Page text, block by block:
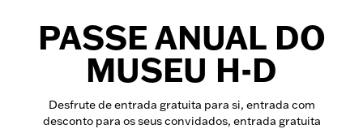
PASSE ANUAL DO
MUSEU H-D
Desfrute de entrada gratuita para si, entrada com
desconto para os seus convidados, entrada gratuita